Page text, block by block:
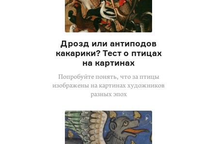
Дрозд или антиподов
какарики? Тест о птицах
на картинах
Попробуйте понять, что за птицы
изображены на картинах художников
разных эпох